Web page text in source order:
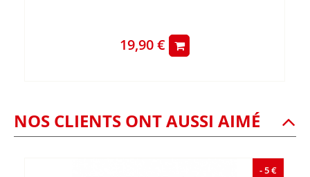
19,90 €
NOS CLIENTS ONT AUSSI AIMÉ
- 5 €